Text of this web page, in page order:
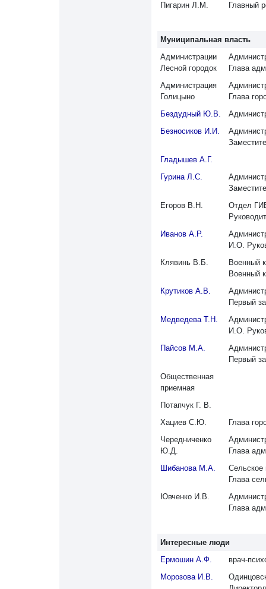
Пигарин Л.М.
Главный
Муниципальная власть
Администрации
Лесной городок
Глава
Администрация
Голицыно
Глава
Бездудный Ю.В.
Безносиков И.И.
Гладышев А.Г.
Гурина Л.С.
Егоров В.Н.
Отдел
Иванов А.Р.
И.О.
Клявинь В.Б.
Военный
Военный
Крутиков А.В.
Первый
Медведева Т.Н.
И.О.
Пайсов М.А.
Первый
Общественная
приемная
Потапчук Г. В.
Хациев С.Ю.
Глава
Чередниченко
Ю.Д.
Глава
Шибанова М.А.
Сельское
Глава
Ювченко И.В.
Глава
Интересные люди
Ермошин А.Ф.
врач-
Морозова И.В.